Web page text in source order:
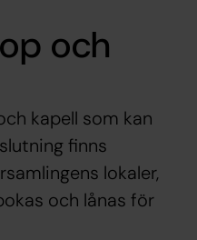
och
kapell som kan
finns
lokaler,
och lånas för